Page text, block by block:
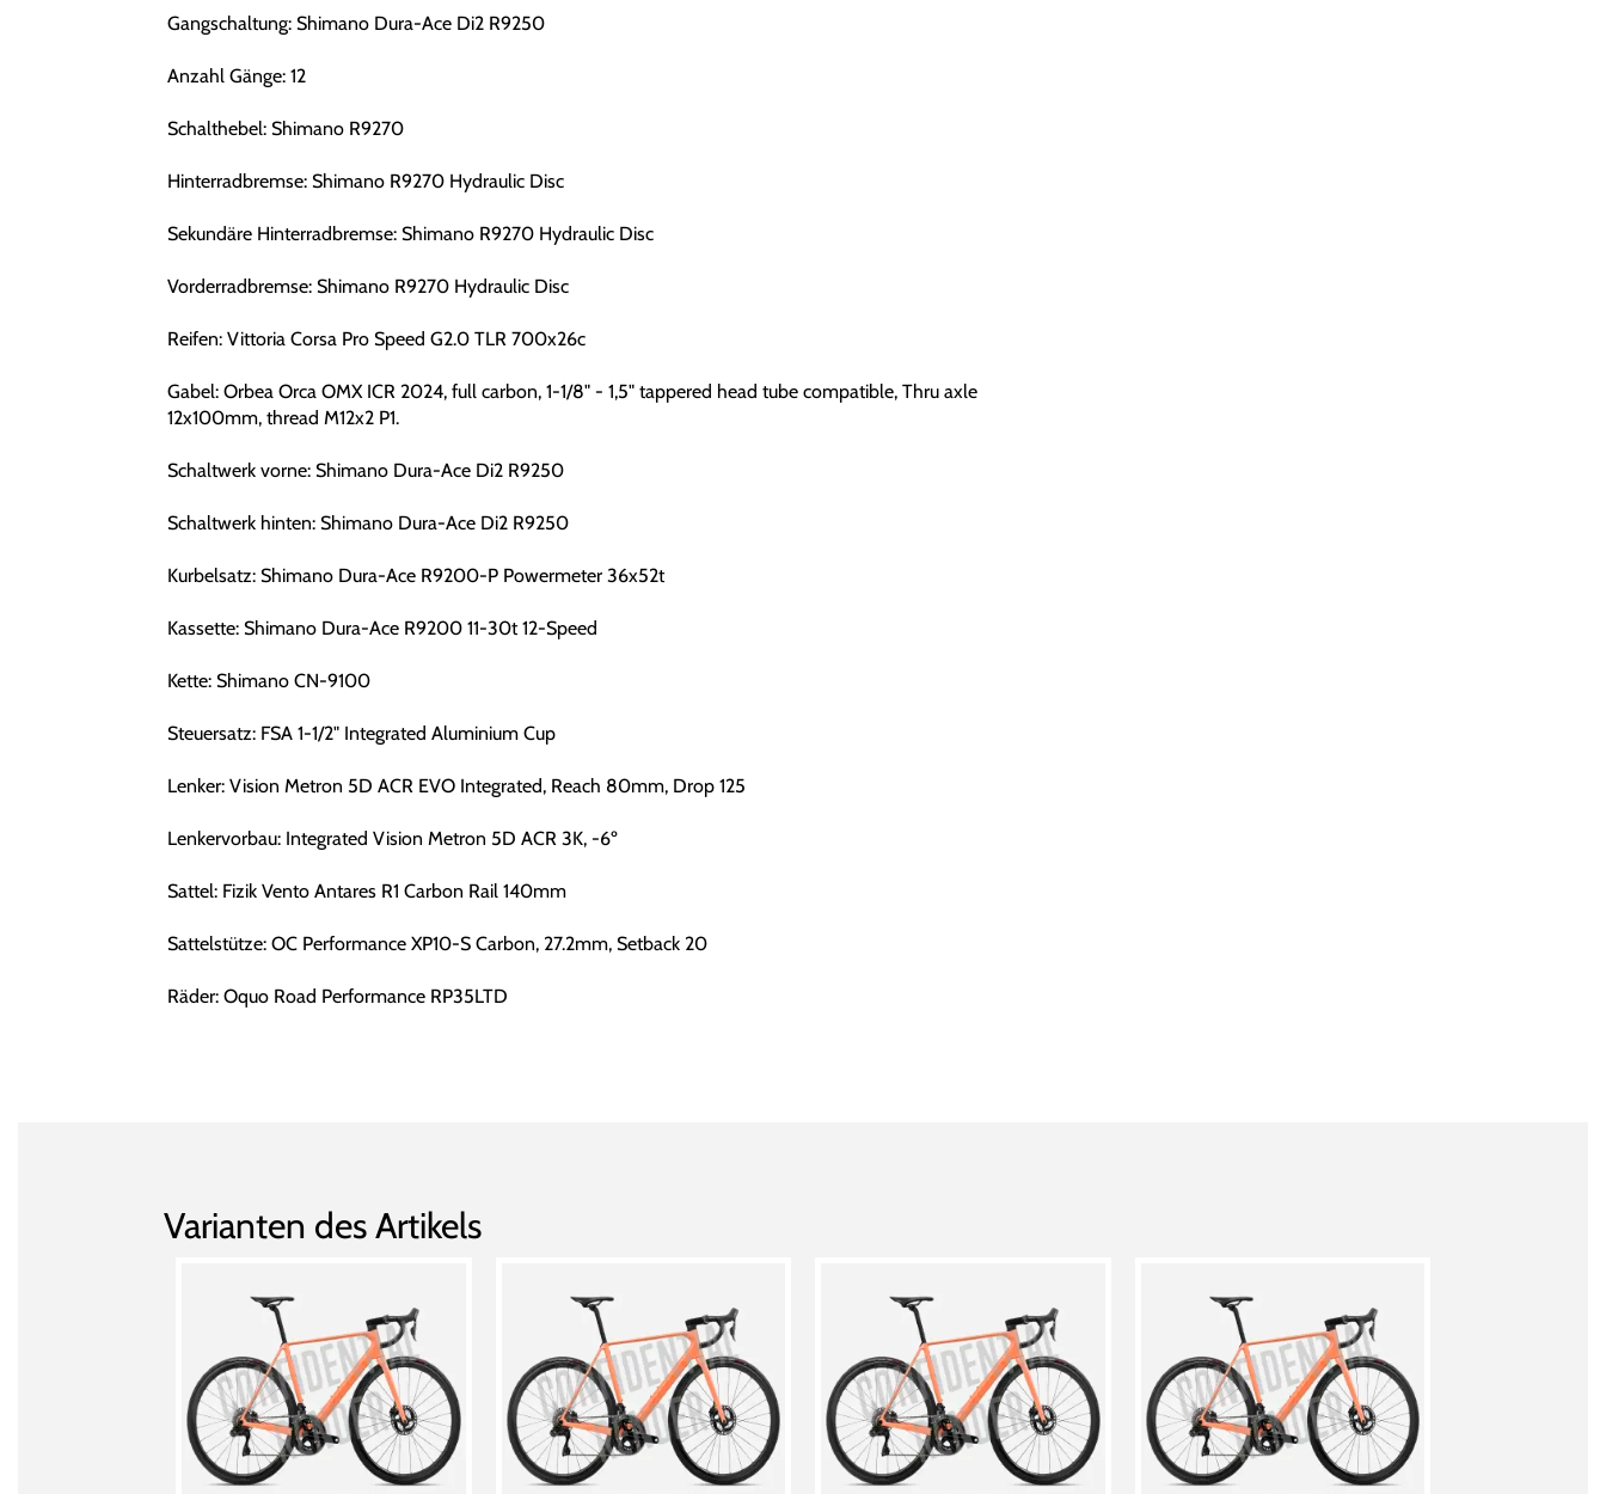
Gangschaltung: Shimano Dura-Ace Di2 R9250
Anzahl Gänge: 12
Schalthebel: Shimano R9270
Hinterradbremse: Shimano R9270 Hydraulic Disc
Sekundäre Hinterradbremse: Shimano R9270 Hydraulic Disc
Vorderradbremse: Shimano R9270 Hydraulic Disc
Reifen: Vittoria Corsa Pro Speed G2.0 TLR 700x26c
Gabel: Orbea Orca OMX ICR 2024, full carbon, 1-1/8" - 1,5" tappered head tube compatible, Thru axle
12x100mm, thread M12x2 P1.
Schaltwerk vorne: Shimano Dura-Ace Di2 R9250
Schaltwerk hinten: Shimano Dura-Ace Di2 R9250
Kurbelsatz: Shimano Dura-Ace R9200-P Powermeter 36x52t
Kassette: Shimano Dura-Ace R9200 11-30t 12-Speed
Kette: Shimano CN-9100
Steuersatz: FSA 1-1/2" Integrated Aluminium Cup
Lenker: Vision Metron 5D ACR EVO Integrated, Reach 80mm, Drop 125
Lenkervorbau: Integrated Vision Metron 5D ACR 3K, -6º
Sattel: Fizik Vento Antares R1 Carbon Rail 140mm
Sattelstütze: OC Performance XP10-S Carbon, 27.2mm, Setback 20
Räder: Oquo Road Performance RP35LTD
Varianten des Artikels